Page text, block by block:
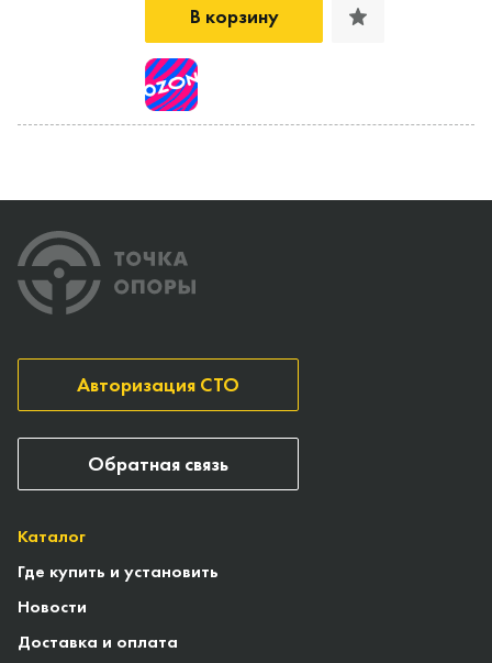
В корзину
Каталог
Где купить и установить
Новости
Доставка и оплата
Авторизация СТО
Обратная связь